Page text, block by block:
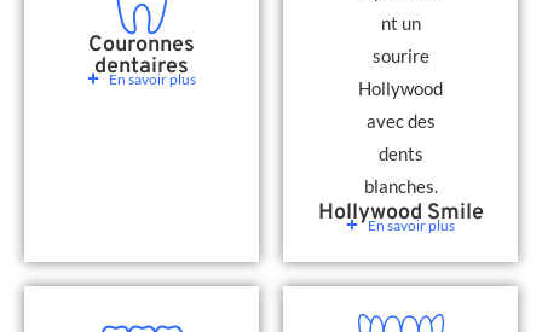
Couronnes
dentaires
En savoir plus
Hollywood Smile
En savoir plus